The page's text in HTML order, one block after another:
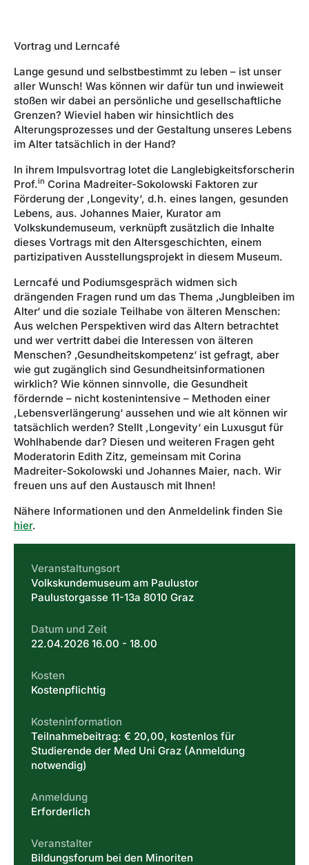
Vortrag und Lerncafé
Lange gesund und selbstbestimmt zu leben – ist unser
aller Wunsch! Was können wir dafür tun und inwieweit
stoßen wir dabei an persönliche und gesellschaftliche
Grenzen? Wieviel haben wir hinsichtlich des
Alterungsprozesses und der Gestaltung unseres Lebens
im Alter tatsächlich in der Hand?
In ihrem Impulsvortrag lotet die Langlebigkeitsforscherin
Prof.in Corina Madreiter-Sokolowski Faktoren zur
Förderung der ,Longevity‘, d.h. eines langen, gesunden
Lebens, aus. Johannes Maier, Kurator am
Volkskundemuseum, verknüpft zusätzlich die Inhalte
dieses Vortrags mit den Altersgeschichten, einem
partizipativen Ausstellungsprojekt in diesem Museum.
Lerncafé und Podiumsgespräch widmen sich
drängenden Fragen rund um das Thema ‚Jungbleiben im
Alter‘ und die soziale Teilhabe von älteren Menschen:
Aus welchen Perspektiven wird das Altern betrachtet
und wer vertritt dabei die Interessen von älteren
Menschen? ‚Gesundheitskompetenz‘ ist gefragt, aber
wie gut zugänglich sind Gesundheitsinformationen
wirklich? Wie können sinnvolle, die Gesundheit
fördernde – nicht kostenintensive – Methoden einer
,Lebensverlängerung‘ aussehen und wie alt können wir
tatsächlich werden? Stellt ,Longevity‘ ein Luxusgut für
Wohlhabende dar? Diesen und weiteren Fragen geht
Moderatorin Edith Zitz, gemeinsam mit Corina
Madreiter-Sokolowski und Johannes Maier, nach. Wir
freuen uns auf den Austausch mit Ihnen!
Nähere Informationen und den Anmeldelink finden Sie
hier.
Veranstaltungsort
Volkskundemuseum am Paulustor
Paulustorgasse 11-13a 8010 Graz
Datum und Zeit
22.04.2026 16.00 - 18.00
Kosten
Kostenpflichtig
Kosteninformation
Teilnahmebeitrag: € 20,00, kostenlos für
Studierende der Med Uni Graz (Anmeldung
notwendig)
Anmeldung
Erforderlich
Veranstalter
Bildungsforum bei den Minoriten